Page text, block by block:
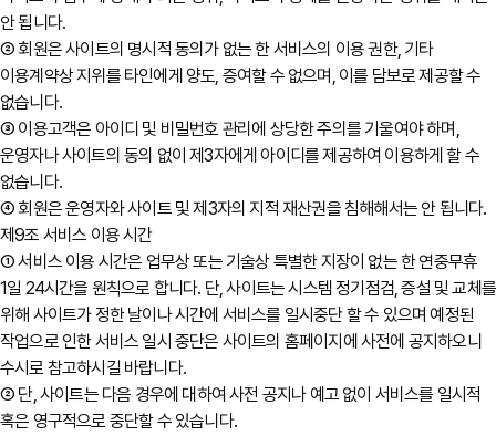
안 됩니다.
② 회원은 사이트의 명시적 동의가 없는 한 서비스의 이용 권한, 기타
이용계약상 지위를 타인에게 양도, 증여할 수 없으며, 이를 담보로 제공할 수
없습니다.
③ 이용고객은 아이디 및 비밀번호 관리에 상당한 주의를 기울여야 하며,
운영자나 사이트의 동의 없이 제3자에게 아이디를 제공하여 이용하게 할 수
없습니다.
④ 회원은 운영자와 사이트 및 제3자의 지적 재산권을 침해해서는 안 됩니다.
제9조 서비스 이용 시간
① 서비스 이용 시간은 업무상 또는 기술상 특별한 지장이 없는 한 연중무휴
1일 24시간을 원칙으로 합니다. 단, 사이트는 시스템 정기점검, 증설 및 교체를
위해 사이트가 정한 날이나 시간에 서비스를 일시중단 할 수 있으며 예정된
작업으로 인한 서비스 일시 중단은 사이트의 홈페이지에 사전에 공지하오니
수시로 참고하시길 바랍니다.
② 단, 사이트는 다음 경우에 대하여 사전 공지나 예고 없이 서비스를 일시적
혹은 영구적으로 중단할 수 있습니다.